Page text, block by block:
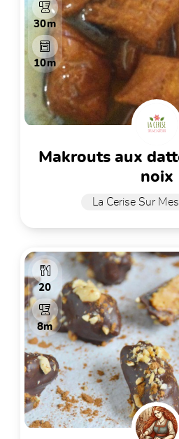
30m
10m
makrouts aux dattes, sésame &
noix
La Cerise Sur
20
8m